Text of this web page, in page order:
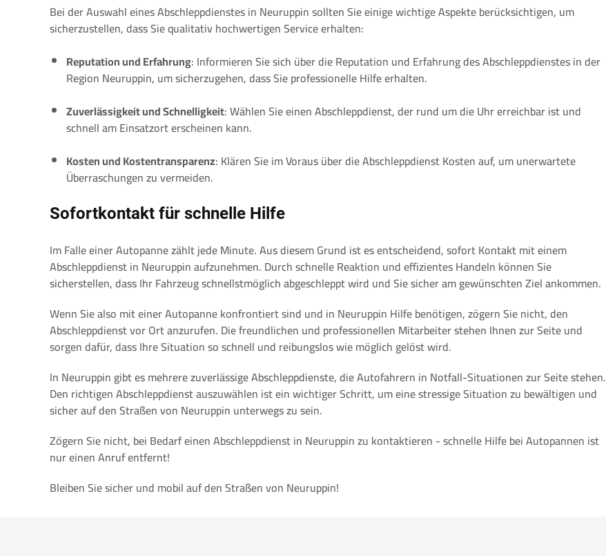
Bei der Auswahl eines Abschleppdienstes in Neuruppin sollten Sie einige wichtige Aspekte berücksichtigen, um
sicherzustellen, dass Sie qualitativ hochwertigen Service erhalten:
Reputation und Erfahrung: Informieren Sie sich über die Reputation und Erfahrung des Abschleppdienstes in der
Region Neuruppin, um sicherzugehen, dass Sie professionelle Hilfe erhalten.
Zuverlässigkeit und Schnelligkeit: Wählen Sie einen Abschleppdienst, der rund um die Uhr erreichbar ist und
schnell am Einsatzort erscheinen kann.
Kosten und Kostentransparenz: Klären Sie im Voraus über die Abschleppdienst Kosten auf, um unerwartete
Überraschungen zu vermeiden.
Sofortkontakt für schnelle Hilfe
Im Falle einer Autopanne zählt jede Minute. Aus diesem Grund ist es entscheidend, sofort Kontakt mit einem
Abschleppdienst in Neuruppin aufzunehmen. Durch schnelle Reaktion und effizientes Handeln können Sie
sicherstellen, dass Ihr Fahrzeug schnellstmöglich abgeschleppt wird und Sie sicher am gewünschten Ziel ankommen.
Wenn Sie also mit einer Autopanne konfrontiert sind und in Neuruppin Hilfe benötigen, zögern Sie nicht, den
Abschleppdienst vor Ort anzurufen. Die freundlichen und professionellen Mitarbeiter stehen Ihnen zur Seite und
sorgen dafür, dass Ihre Situation so schnell und reibungslos wie möglich gelöst wird.
In Neuruppin gibt es mehrere zuverlässige Abschleppdienste, die Autofahrern in Notfall-Situationen zur Seite stehen.
Den richtigen Abschleppdienst auszuwählen ist ein wichtiger Schritt, um eine stressige Situation zu bewältigen und
sicher auf den Straßen von Neuruppin unterwegs zu sein.
Zögern Sie nicht, bei Bedarf einen Abschleppdienst in Neuruppin zu kontaktieren - schnelle Hilfe bei Autopannen ist
nur einen Anruf entfernt!
Bleiben Sie sicher und mobil auf den Straßen von Neuruppin!